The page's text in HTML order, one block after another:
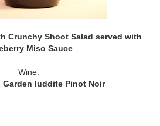
Crunchy Shoot Salad served with
Miso Sauce
Wine:
Garden luddite Pinot Noir